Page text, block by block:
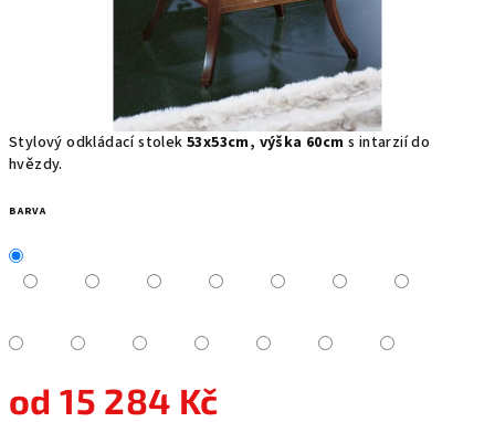
Stylový odkládací stolek 53x53cm, výška 60cm s intarzií do
hvězdy.
BARVA
od15 284 Kč